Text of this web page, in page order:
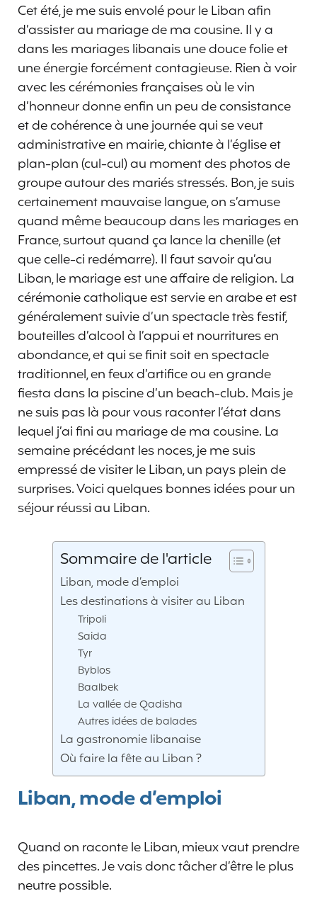
Cet été, je me suis envolé pour le Liban afin
d’assister au mariage de ma cousine. Il y a
dans les mariages libanais une douce folie et
une énergie forcément contagieuse. Rien à voir
avec les cérémonies françaises où le vin
d’honneur donne enfin un peu de consistance
et de cohérence à une journée qui se veut
administrative en mairie, chiante à l’église et
plan-plan (cul-cul) au moment des photos de
groupe autour des mariés stressés. Bon, je suis
certainement mauvaise langue, on s’amuse
quand même beaucoup dans les mariages en
France, surtout quand ça lance la chenille (et
que celle-ci redémarre). Il faut savoir qu’au
Liban, le mariage est une affaire de religion. La
cérémonie catholique est servie en arabe et est
généralement suivie d’un spectacle très festif,
bouteilles d’alcool à l’appui et nourritures en
abondance, et qui se finit soit en spectacle
traditionnel, en feux d’artifice ou en grande
fiesta dans la piscine d’un beach-club. Mais je
ne suis pas là pour vous raconter l’état dans
lequel j’ai fini au mariage de ma cousine. La
semaine précédant les noces, je me suis
empressé de visiter le Liban, un pays plein de
surprises. Voici quelques bonnes idées pour un
séjour réussi au Liban.
Sommaire de l'article
Liban, mode d’emploi
Les destinations à visiter au Liban
Tripoli
Saida
Tyr
Byblos
Baalbek
La vallée de Qadisha
Autres idées de balades
La gastronomie libanaise
Où faire la fête au Liban ?
Liban, mode d’emploi
Quand on raconte le Liban, mieux vaut prendre
des pincettes. Je vais donc tâcher d’être le plus
neutre possible.